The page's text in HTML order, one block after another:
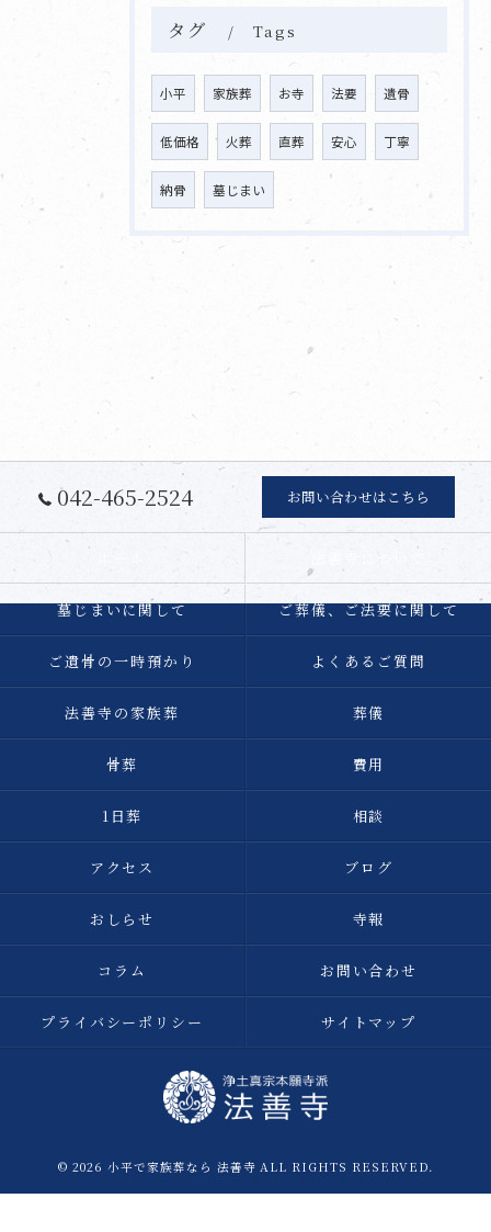
タグ Tags
小平 家族葬 お寺 法要 遺骨
低価格 火葬 直葬 安心 丁寧
納骨 墓じまい
042-465-2524 お問い合わせはこちら
墓じまいに関して ご葬儀、ご法要に関して
ご遺骨の一時預かり よくあるご質問
法善寺の家族葬 葬儀
骨葬 費用
1日葬 相談
アクセス ブログ
おしらせ 寺報
コラム お問い合わせ
プライバシーポリシー サイトマップ
© 2026 小平で家族葬なら 法善寺 ALL RIGHTS RESERVED.